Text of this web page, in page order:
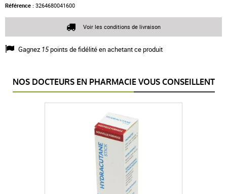
Référence : 3264680041600
Gagnez 15points de fidélité en achetant ce produit
Voir les conditions de livraison
NOS DOCTEURS EN PHARMACIE VOUS CONSEILLENT